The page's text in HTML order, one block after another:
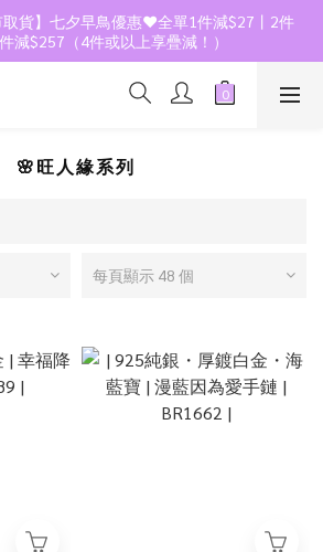
取貨】七夕早鳥優惠❤️全單1件減$27丨2件
減$257（4件或以上享疊減！）
🌸旺人緣系列
每頁顯示 48 個